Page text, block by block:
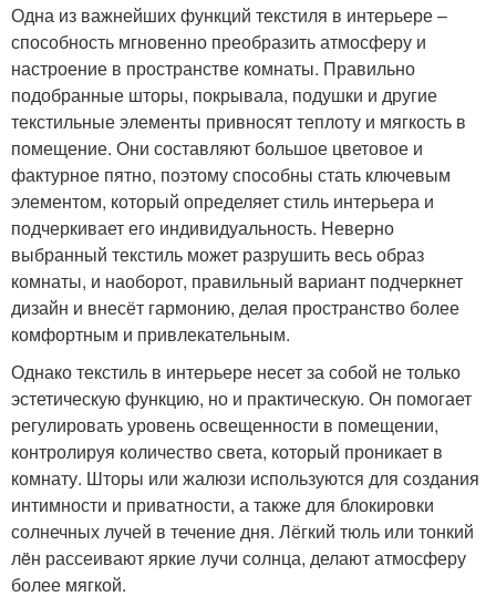
Одна из важнейших функций текстиля в интерьере –
способность мгновенно преобразить атмосферу и
настроение в пространстве комнаты. Правильно
подобранные шторы, покрывала, подушки и другие
текстильные элементы привносят теплоту и мягкость в
помещение. Они составляют большое цветовое и
фактурное пятно, поэтому способны стать ключевым
элементом, который определяет стиль интерьера и
подчеркивает его индивидуальность. Неверно
выбранный текстиль может разрушить весь образ
комнаты, и наоборот, правильный вариант подчеркнет
дизайн и внесёт гармонию, делая пространство более
комфортным и привлекательным.
Однако текстиль в интерьере несет за собой не только
эстетическую функцию, но и практическую. Он помогает
регулировать уровень освещенности в помещении,
контролируя количество света, который проникает в
комнату. Шторы или жалюзи используются для создания
интимности и приватности, а также для блокировки
солнечных лучей в течение дня. Лёгкий тюль или тонкий
лëн рассеивают яркие лучи солнца, делают атмосферу
более мягкой.